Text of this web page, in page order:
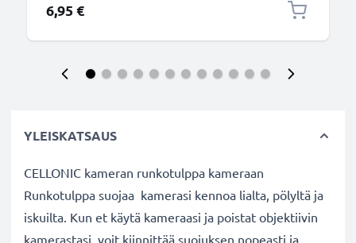
6,95 €
YLEISKATSAUS
CELLONIC kameran runkotulppa kameraan
Runkotulppa suojaa kamerasi kennoa lialta, pölyltä ja
iskuilta. Kun et käytä kameraasi ja poistat objektiivin
kamerastasi, voit kiinnittää suojuksen nopeasti ja